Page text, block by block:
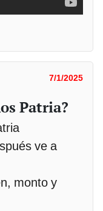
7/1/2025
Patria?
ve a
monto y